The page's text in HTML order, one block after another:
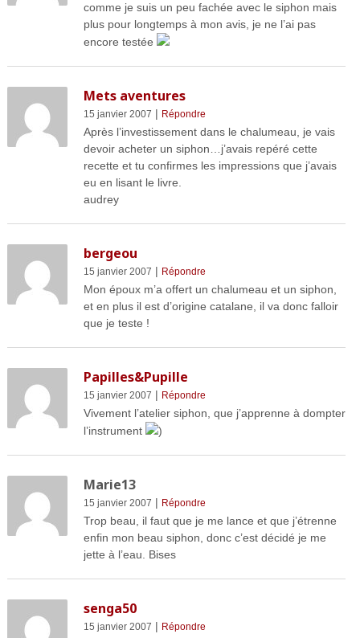
comme je suis un peu fachée avec le siphon mais
plus pour longtemps à mon avis, je ne l’ai pas
encore testée
Mets aventures
15 janvier 2007 | Répondre
Après l’investissement dans le chalumeau, je vais
devoir acheter un siphon…j’avais repéré cette
recette et tu confirmes les impressions que j’avais
eu en lisant le livre.
audrey
bergeou
15 janvier 2007 | Répondre
Mon époux m’a offert un chalumeau et un siphon,
et en plus il est d’origine catalane, il va donc falloir
que je teste !
Papilles&Pupille
15 janvier 2007 | Répondre
Vivement l’atelier siphon, que j’apprenne à dompter
l’instrument
)
Marie13
15 janvier 2007 | Répondre
Trop beau, il faut que je me lance et que j’étrenne
enfin mon beau siphon, donc c’est décidé je me
jette à l’eau. Bises
senga50
15 janvier 2007 | Répondre